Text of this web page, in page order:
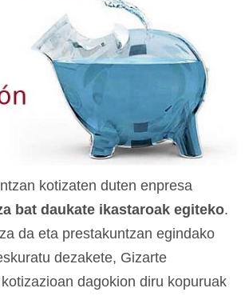
kotizaten duten enpresa
bat daukate ikastaroak egiteko.
da eta prestakuntzan egindako
dezakete, Gizarte
dagokion diru kopuruak